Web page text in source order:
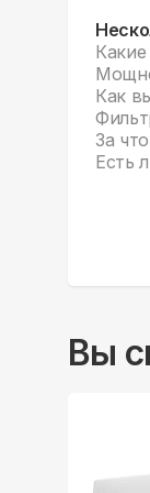
Как
За
Есть
Вы